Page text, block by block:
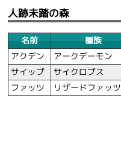
人跡未踏の森
名前 種族
アクデン
アークデーモン
サイップ
サイクロプス
ファッツ
リザードファッツ